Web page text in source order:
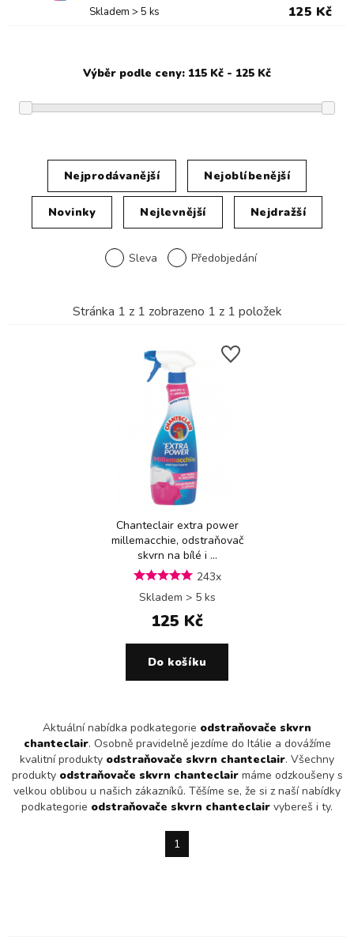
Skladem > 5 ks
125 Kč
Nejprodávanější Nejoblíbenější
Novinky Nejlevnější Nejdražší
Sleva Předobjedání
Stránka 1 z 1 zobrazeno 1 z 1 položek
Chanteclair extra power
millemacchie, odstraňovač
skvrn na bílé i ...
243x
Skladem > 5 ks
125 Kč
Do košíku
Aktuální nabídka podkategorie odstraňovače skvrn
chanteclair. Osobně pravidelně jezdíme do Itálie a dovážíme
kvalitní produkty odstraňovače skvrn chanteclair. Všechny
produkty odstraňovače skvrn chanteclairmáme odzkoušeny s
velkou oblibou u našich zákazníků. Těšíme se, že si z naší nabídky
podkategorie odstraňovače skvrn chanteclair vybereš i ty.
1